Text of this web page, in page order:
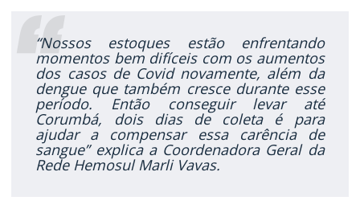
“Nossos estoques estão enfrentando
momentos bem difíceis com os aumentos
dos casos de Covid novamente, além da
dengue que também cresce durante esse
período. Então conseguir levar até
Corumbá, dois dias de coleta é para
ajudar a compensar essa carência de
sangue” explica a Coordenadora Geral da
Rede Hemosul Marli Vavas.